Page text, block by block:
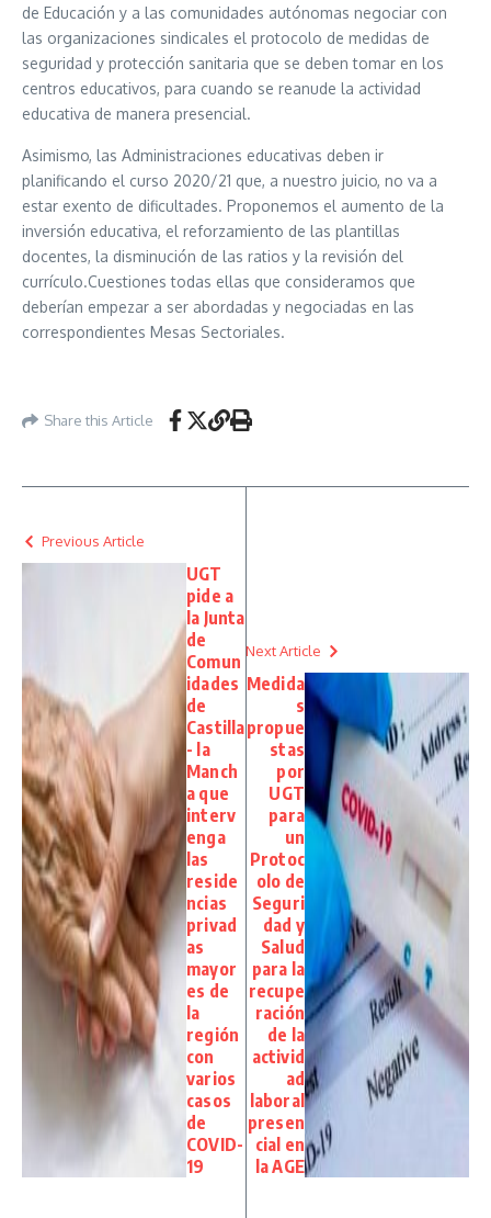
de Educación y a las comunidades autónomas negociar con
las organizaciones sindicales el protocolo de medidas de
seguridad y protección sanitaria que se deben tomar en los
centros educativos, para cuando se reanude la actividad
educativa de manera presencial.
Asimismo, las Administraciones educativas deben ir
planificando el curso 2020/21 que, a nuestro juicio, no va a
estar exento de dificultades. Proponemos el aumento de la
inversión educativa, el reforzamiento de las plantillas
docentes, la disminución de las ratios y la revisión del
currículo.Cuestiones todas ellas que consideramos que
deberían empezar a ser abordadas y negociadas en las
correspondientes Mesas Sectoriales.
Share this Article
Previous Article
UGT
pide a
la Junta
de
Comun
idades
de
Castilla
- la
Manch
a que
interv
enga
las
reside
ncias
privad
as
mayor
es de
la
región
con
varios
casos
de
COVID-
19
Next Article
Medida
s
propue
stas
por
UGT
para
un
Protoc
olo de
Seguri
dad y
Salud
para la
recupe
ración
de la
activid
ad
laboral
presen
cial en
la AGE